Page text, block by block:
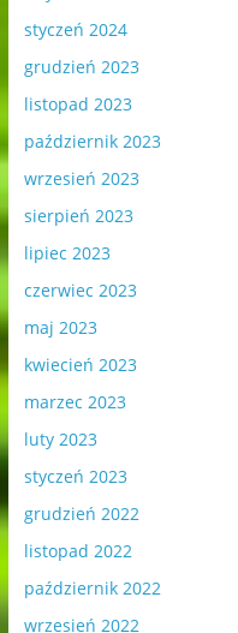
styczeń 2024
grudzień 2023
listopad 2023
październik 2023
wrzesień 2023
sierpień 2023
lipiec 2023
czerwiec 2023
maj 2023
kwiecień 2023
marzec 2023
luty 2023
styczeń 2023
grudzień 2022
listopad 2022
październik 2022
wrzesień 2022